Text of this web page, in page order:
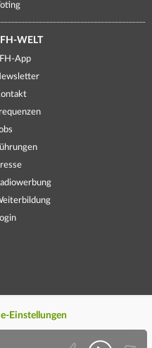
WELT
App
Einstellungen